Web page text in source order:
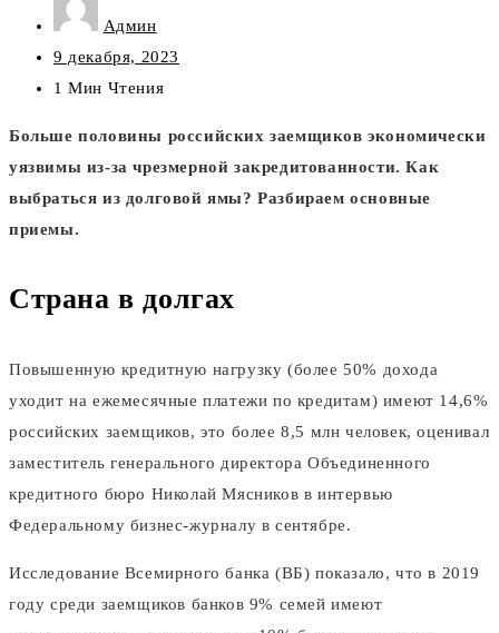
Админ
9 декабря, 2023
1Мин Чтения
Больше половины российских заемщиков экономически
уязвимы из-за чрезмерной закредитованности. Как
выбраться из долговой ямы? Разбираем основные
приемы.
Страна в долгах
Повышенную кредитную нагрузку (более 50% дохода
уходит на ежемесячные платежи по кредитам) имеют 14,6%
российских заемщиков, это более 8,5 млн человек, оценивал
заместитель генерального директора Объединенного
кредитного бюро Николай Мясников в интервью
Федеральному бизнес-журналу в сентябре.
Исследование Всемирного банка (ВБ) показало, что в 2019
году среди заемщиков банков 9% семей имеют